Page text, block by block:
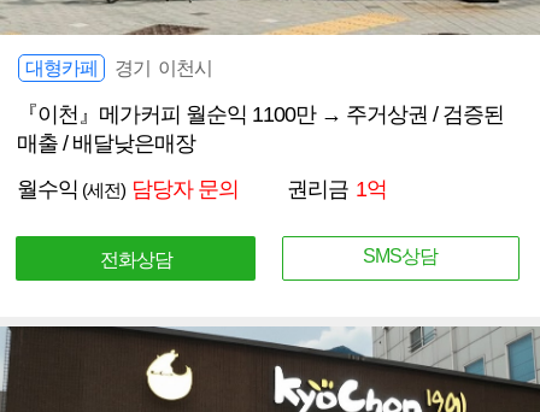
대형카페 경기 이천시
『이천』메가커피 월순익 1100만 → 주거상권 / 검증된
매출 / 배달낮은매장
월수익 (세전) 담당자 문의 권리금 1억
전화상담 SMS상담